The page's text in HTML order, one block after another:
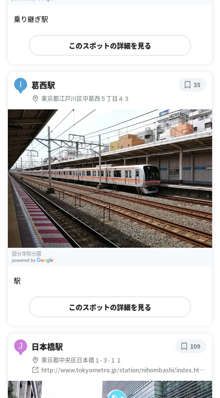
乗り継ぎ駅
このスポットの詳細を見る
I 葛西駅
東京都江戸川区中葛西５丁目４３
35
国分寺院分國
駅
このスポットの詳細を見る
J 日本橋駅
東京都中央区日本橋１-３-１１
http://www.tokyometro.jp/station/nihombashi/index.htm
l
109